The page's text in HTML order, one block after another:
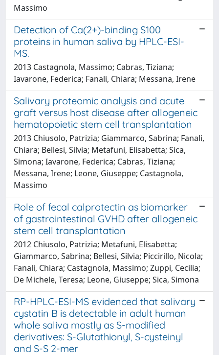
Massimo
Detection of Ca(2+)-binding S100
proteins in human saliva by HPLC-ESI-
MS.
2013 Castagnola, Massimo; Cabras, Tiziana;
Iavarone, Federica; Fanali, Chiara; Messana, Irene
Salivary proteomic analysis and acute
graft versus host disease after allogeneic
hematopoietic stem cell transplantation
2013 Chiusolo, Patrizia; Giammarco, Sabrina; Fanali,
Chiara; Bellesi, Silvia; Metafuni, Elisabetta; Sica,
Simona; Iavarone, Federica; Cabras, Tiziana;
Messana, Irene; Leone, Giuseppe; Castagnola,
Massimo
Role of fecal calprotectin as biomarker
of gastrointestinal GVHD after allogeneic
stem cell transplantation
2012 Chiusolo, Patrizia; Metafuni, Elisabetta;
Giammarco, Sabrina; Bellesi, Silvia; Piccirillo, Nicola;
Fanali, Chiara; Castagnola, Massimo; Zuppi, Cecilia;
De Michele, Teresa; Leone, Giuseppe; Sica, Simona
RP-HPLC-ESI-MS evidenced that salivary
cystatin B is detectable in adult human
whole saliva mostly as S-modified
derivatives: S-Glutathionyl, S-cysteinyl
and S-S 2-mer